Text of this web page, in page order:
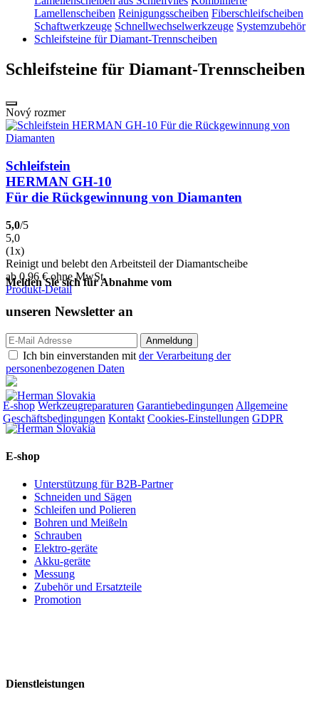
Lamellenscheiben Reinigungsscheiben Fiberschleifscheiben
Schaftwerkzeuge Schnellwechselwerkzeuge Systemzubehör
Schleifsteine für Diamant-Trennscheiben
Schleifsteine für Diamant-Trennscheiben
Nový rozmer
Schleifstein
HERMAN GH-10
Für die Rückgewinnung von Diamanten
5,0/5
5,0
(1x)
Reinigt und belebt den Arbeitsteil der Diamantscheibe
ab 0,96 €ohne MwSt.
Produkt-Detail
Melden Sie sich für Abnahme vom
unseren Newsletter an
Ich bin einverstanden mit der Verarbeitung der
personenbezogenen Daten
E-shop Werkzeugreparaturen Garantiebedingungen Allgemeine
Geschäftsbedingungen Kontakt Cookies-Einstellungen GDPR
E-shop
Unterstützung für B2B-Partner
Schneiden und Sägen
Schleifen und Polieren
Bohren und Meißeln
Schrauben
Elektro-geräte
Akku-geräte
Messung
Zubehör und Ersatzteile
Promotion
Dienstleistungen